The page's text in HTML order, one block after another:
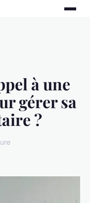
à une
gérer sa
?